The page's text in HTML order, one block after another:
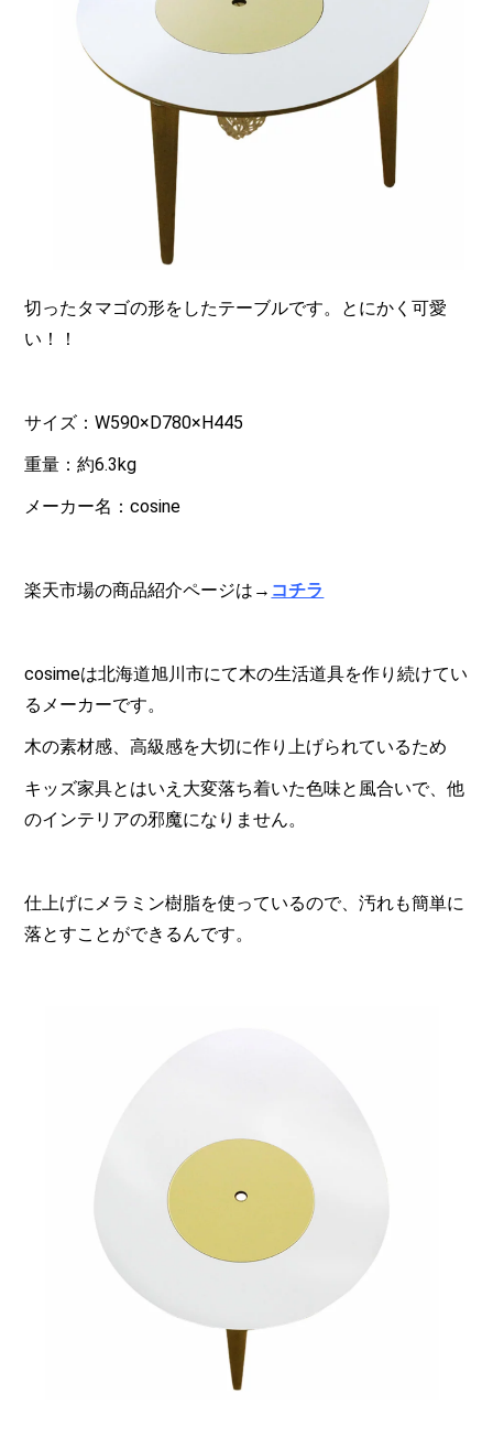
切ったタマゴの形をしたテーブルです。とにかく可愛
い！！
サイズ：W590×D780×H445
重量：約6.3kg
メーカー名：cosine
楽天市場の商品紹介ページは→ コチラ
cosimeは北海道旭川市にて木の生活道具を作り続けてい
るメーカーです。
木の素材感、高級感を大切に作り上げられているため
キッズ家具とはいえ大変落ち着いた色味と風合いで、他
のインテリアの邪魔になりません。
仕上げにメラミン樹脂を使っているので、汚れも簡単に
落とすことができるんです。